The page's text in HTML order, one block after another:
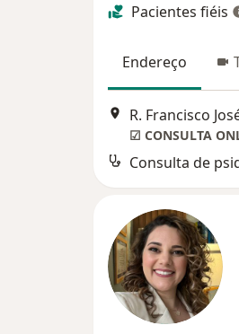
Pacientes fiéis
Endereço
☑ CONSULTA
Consulta de